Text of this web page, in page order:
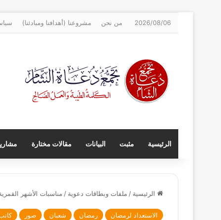
2026/08/06 من نحن مشروعنا (أهدافنا ومبادئنا)
الرئيسية مثبت البيانات مقالات مختارة
الرئيسية / ملفات وبطاقات دعوية / مناسبات الأشهر
الاستعداد لرمضان رمضان شعبان صور